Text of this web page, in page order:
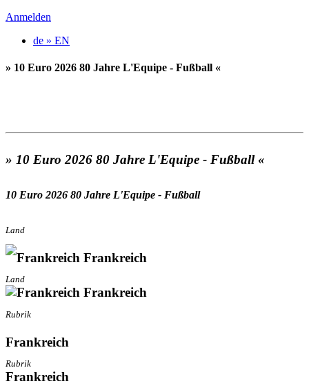
Anmelden
de » EN
» 10 Euro 2026 80 Jahre L'Equipe - Fußball «
» 10 Euro 2026 80 Jahre L'Equipe - Fußball «
10 Euro 2026 80 Jahre L'Equipe - Fußball
Land
Frankreich
Land
Frankreich
Rubrik
Frankreich
Rubrik
Frankreich